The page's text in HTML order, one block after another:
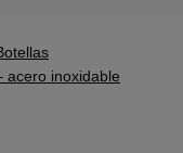
acero inoxidable